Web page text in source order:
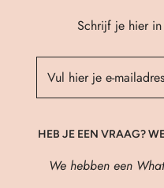
Schrijf je hier
HEB JE EEN VRAAG?
We hebben een